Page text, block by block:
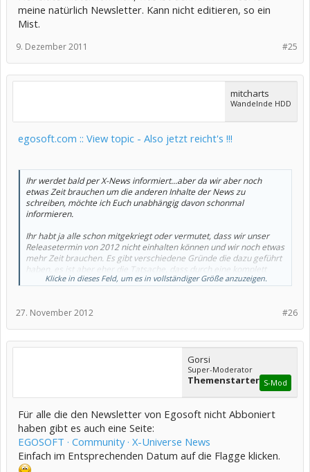
meine natürlich Newsletter. Kann nicht editieren, so ein
Mist.
#25
9. Dezember 2011
mitcharts
Wandelnde HDD
egosoft.com :: View topic - Also jetzt reicht's !!!
Ihr werdet bald per X-News informiert...aber da wir aber noch
etwas Zeit brauchen um die anderen Inhalte der News zu
schreiben, möchte ich Euch unabhängig davon schonmal
informieren.
Ihr habt ja alle schon mitgekriegt oder vermutet, dass wir unser
Releasetermin von 2012 nicht einhalten können und wir noch etwas
mehr Zeit brauchen. Es gibt verschiedene Gründe die dazu geführt
haben, es ist aber eher die Tatsache, dass durch eine komplett
neue Engine einfach mehr Arbeit entstanden ist, als wir
noch immer kein genaueres Datum nennen: Wir sind einfach noch
nicht bereit einen genaueren Zeitrahmen zu definieren. Ihr könnt
Euch aber sicher sein, dass wir weiterhin hart daran arbeiten das
Spiel sobald als möglich zu veröffentlichen.
Arsaneus
Klicke in dieses Feld, um es in vollständiger Größe anzuzeigen.
#26
27. November 2012
Gorsi
Super-Moderator
Themenstarter S-Mod
Für alle die den Newsletter von Egosoft nicht Abboniert
haben gibt es auch eine Seite:
EGOSOFT · Community · X-Universe News
Einfach im Entsprechenden Datum auf die Flagge klicken.